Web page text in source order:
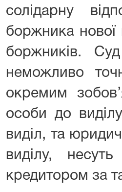
солідарну
боржника нової
боржників.
неможливо
окремим
особи до
виділ, та
виділу, несуть
кредитором за